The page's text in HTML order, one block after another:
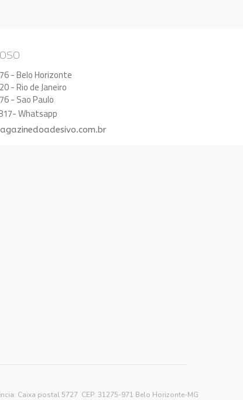
- Belo Horizonte
- Rio de Janeiro
- Sao Paulo
Whatsapp
Caixa postal 5727 CEP: 31275-971 Belo Horizonte-MG